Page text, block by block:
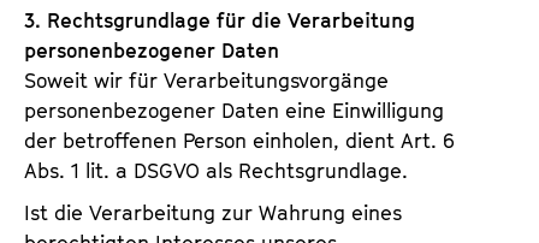
3. Rechtsgrundlage für die Verarbeitung
personenbezogener Daten
Soweit wir für Verarbeitungsvorgänge
personenbezogener Daten eine Einwilligung
der betroffenen Person einholen, dient Art. 6
Abs. 1 lit. a DSGVO als Rechtsgrundlage.
Ist die Verarbeitung zur Wahrung eines